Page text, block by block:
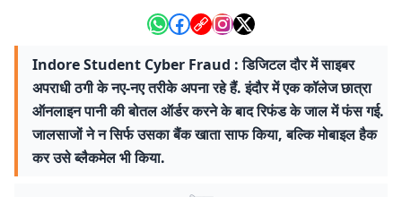
Indore Student Cyber Fraud : डिजिटल दौर में साइबर
अपराधी ठगी के नए-नए तरीके अपना रहे हैं. इंदौर में एक कॉलेज छात्रा
ऑनलाइन पानी की बोतल ऑर्डर करने के बाद रिफंड के जाल में फंस गई.
जालसाजों ने न सिर्फ उसका बैंक खाता साफ किया, बल्कि मोबाइल हैक
कर उसे ब्लैकमेल भी किया.